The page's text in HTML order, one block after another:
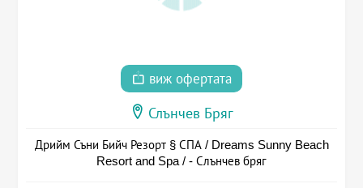
виж офертата
Слънчев Бряг
Дрийм Съни Бийч Резорт § СПА / Dreams Sunny Beach
Resort and Spa / - Слънчев бряг